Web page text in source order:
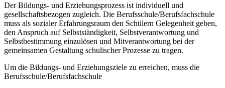
Der Bildungs- und Erziehungsprozess ist individuell und
gesellschaftsbezogen zugleich. Die Berufsschule/Berufsfachschule
muss als sozialer Erfahrungsraum den Schülern Gelegenheit geben,
den Anspruch auf Selbstständigkeit, Selbstverantwortung und
Selbstbestimmung einzulösen und Mitverantwortung bei der
gemeinsamen Gestaltung schulischer Prozesse zu tragen.
Um die Bildungs- und Erziehungsziele zu erreichen, muss die
Berufsschule/Berufsfachschule